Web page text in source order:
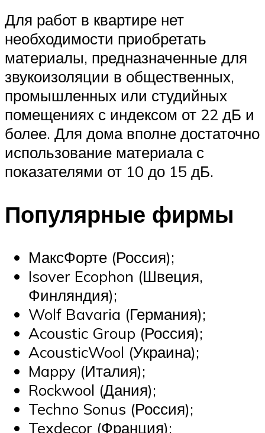
Для работ в квартире нет
необходимости приобретать
материалы, предназначенные для
звукоизоляции в общественных,
промышленных или студийных
помещениях с индексом от 22 дБ и
более. Для дома вполне достаточно
использование материала с
показателями от 10 до 15 дБ.
Популярные фирмы
МаксФорте (Россия);
Isover Ecophon (Швеция,
Финляндия);
Wolf Bavaria (Германия);
Acoustic Group (Россия);
AcousticWool (Украина);
Mappy (Италия);
Rockwool (Дания);
Techno Sonus (Россия);
Texdecor (Франция);